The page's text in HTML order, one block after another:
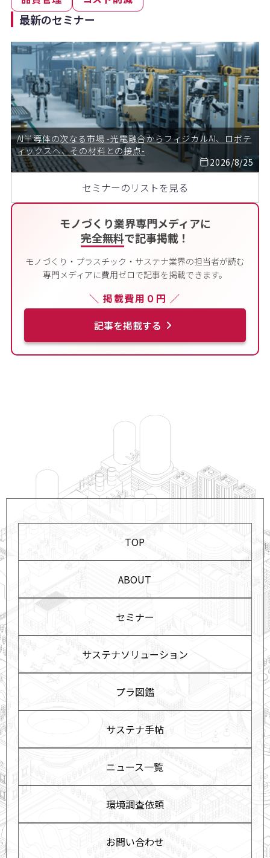
モノづくり業界専門メディアに
完全無料で記事掲載！
モノづくり・プラスチック・サステナ業界の担当者が読む
専門メディアに費用ゼロで記事を掲載できます。
＼ 掲載費用０円 ／
記事を掲載する
最新のセミナー
AI半導体の次なる市場 -光電融合からフィジカルAI、ロボテ
ィックスへ、その材料との接点-
2026/8/25
セミナーのリストを見る
TOP
ABOUT
セミナー
サステナソリューション
プラ図鑑
サステナ手帖
ニュース一覧
環境調査依頼
お問い合わせ